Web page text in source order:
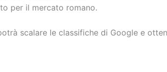
per il mercato romano.
scalare le classifiche di Google e